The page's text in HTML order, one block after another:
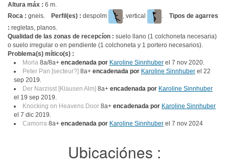
Altura máx : 6 m.
Roca : gneis. Perfil(es) : despolm , vertical . Tipos de agarres
: regletas, planos.
Qualidad de las zonas de recepcíon : suelo llano (1 colchoneta necesaria)
o suelo irregular o en pendiente (1 colchoneta y 1 portero necesarios).
Problema(s) mítico(s) :
Morla 8a/8a+ encadenada por Karoline Sinnhuber el 7 nov 2020.
Peter Pan [secteur?] 8a+ encadenada por Karoline Sinnhuber el 22
sep 2019.
Der Narzisst [Klausen Alm] 8a+ encadenada por Karoline Sinnhuber
el 19 sep 2019.
Knocking on Heavens Door 8a+ encadenada por Karoline Sinnhuber
el 7 dic 2019.
Camorra 8a+ encadenada por Karoline Sinnhuber el 7 nov 2024
Ubicaciónes :